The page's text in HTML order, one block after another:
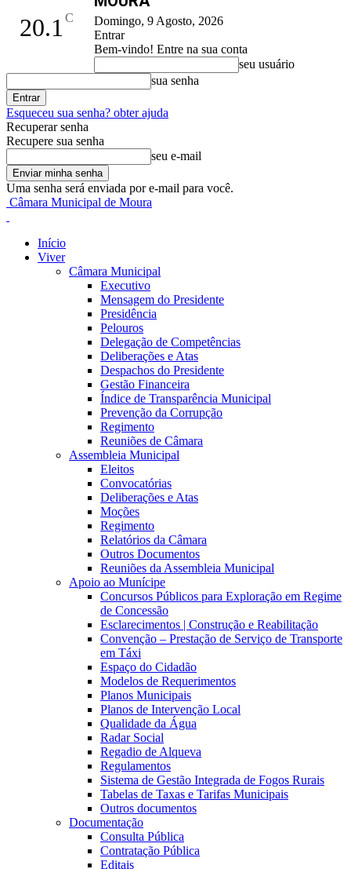
20.1 C
Domingo, 9 Agosto, 2026
Entrar
Bem-vindo! Entre na sua conta
seu usuário
sua senha
Esqueceu sua senha? obter ajuda
Recuperar senha
Recupere sua senha
seu e-mail
Uma senha será enviada por e-mail para você.
Câmara Municipal de Moura
Início
Viver
Câmara Municipal
Executivo
Mensagem do Presidente
Presidência
Pelouros
Delegação de Competências
Deliberações e Atas
Despachos do Presidente
Gestão Financeira
Índice de Transparência Municipal
Prevenção da Corrupção
Regimento
Reuniões de Câmara
Assembleia Municipal
Eleitos
Convocatórias
Deliberações e Atas
Moções
Regimento
Relatórios da Câmara
Outros Documentos
Reuniões da Assembleia Municipal
Apoio ao Munícipe
Concursos Públicos para Exploração em Regime
de Concessão
Esclarecimentos | Construção e Reabilitação
Convenção – Prestação de Serviço de Transporte
em Táxi
Espaço do Cidadão
Modelos de Requerimentos
Planos Municipais
Planos de Intervenção Local
Qualidade da Água
Radar Social
Regadio de Alqueva
Regulamentos
Sistema de Gestão Integrada de Fogos Rurais
Tabelas de Taxas e Tarifas Municipais
Outros documentos
Documentação
Consulta Pública
Contratação Pública
Editais